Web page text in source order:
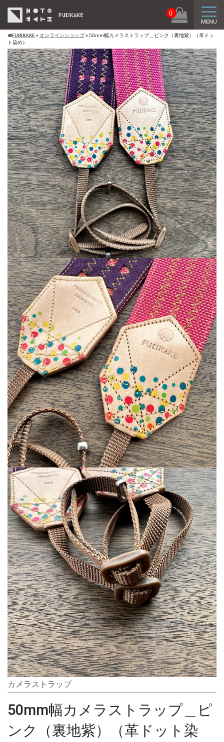
0
トグ
MENU
FURIKAKE» オンラインショップ»50mm幅カメラストラップ＿ピンク（裏地紫）（革ドッ
ト染め）
カメラストラップ
50mm幅カメラストラップ＿ピ
ンク（裏地紫）（革ドット染